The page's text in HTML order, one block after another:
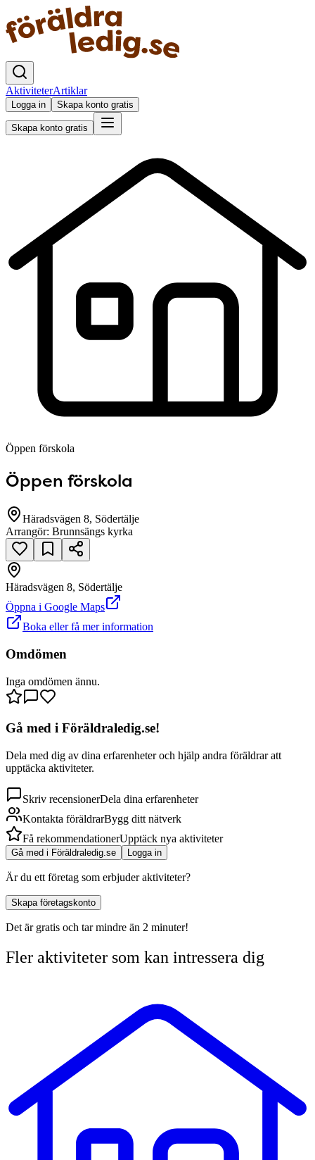
AktiviteterArtiklar
Logga in Skapa konto gratis
Skapa konto gratis
Öppen förskola
Öppen förskola
Häradsvägen 8, Södertälje
Arrangör: Brunnsängs kyrka
Häradsvägen 8
Häradsvägen 8, Södertälje
Öppna i Google Maps
Boka eller få mer information
Omdömen
Inga omdömen ännu.
Gå med i Föräldraledig.se!
Dela med dig av dina erfarenheter och hjälp andra föräldrar att
upptäcka aktiviteter.
Skriv recensionerDela dina erfarenheter
Kontakta föräldrarBygg ditt nätverk
Få rekommendationerUpptäck nya aktiviteter
Gå med i Föräldraledig.se Logga in
Är du ett företag som erbjuder aktiviteter?
Skapa företagskonto
Det är gratis och tar mindre än 2 minuter!
Fler aktiviteter som kan intressera dig